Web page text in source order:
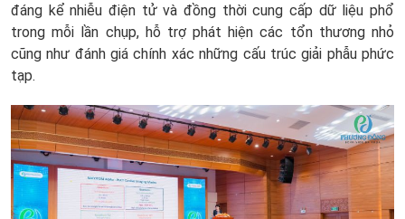
đáng kể nhiễu điện tử và đồng thời cung cấp dữ liệu phổ
trong mỗi lần chụp, hỗ trợ phát hiện các tổn thương nhỏ
cũng như đánh giá chính xác những cấu trúc giải phẫu phức
tạp.